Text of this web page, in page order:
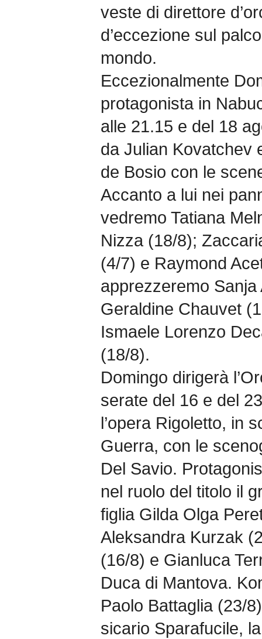
veste di direttore
d’eccezione sul
mondo.
Eccezionalmente
protagonista in
alle 21.15 e del 18
da Julian Kovatchev
de Bosio con le
Accanto a lui nei
vedremo Tatiana
Nizza (18/8);
(4/7) e Raymond
apprezzeremo
Geraldine Chauvet
Ismaele Lorenzo
(18/8).
Domingo dirigerà
serate del 16 e del
l’opera Rigoletto, in
Guerra, con le
Del Savio.
nel ruolo del titolo il
figlia Gilda Olga
Aleksandra Kurzak
(16/8) e Gianluca
Duca di Mantova.
Paolo Battaglia (23/
sicario Sparafucile,